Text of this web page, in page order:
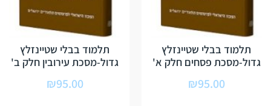
תלמוד בבלי שטיינזלץ
גדול-מסכת פסחים חלק א'
₪95.00
תלמוד בבלי שטיינזלץ
גדול-מסכת עירובין חלק ב'
₪95.00